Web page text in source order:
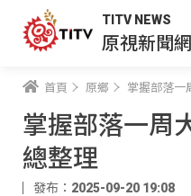
TITV NEWS
原視新聞網
首頁 原鄉 掌握部落一
掌握部落一周
總整理
發布：2025-09-20 19:08